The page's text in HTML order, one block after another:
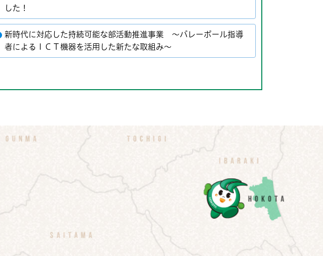
した！
新時代に対応した持続可能な部活動推進事業 ～バレーボール指導
者によるＩＣＴ機器を活用した新たな取組み～